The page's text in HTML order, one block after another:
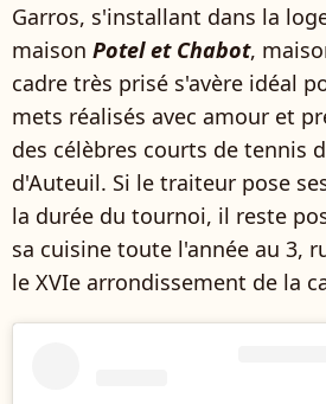
Garros, s'installant dans la
maison Potel et Chabot,
cadre très prisé s'avère idéal
mets réalisés avec amour et
des célèbres courts de tennis
d'Auteuil. Si le traiteur pose
la durée du tournoi, il reste
sa cuisine toute l'année au 3,
le XVIe arrondissement de la